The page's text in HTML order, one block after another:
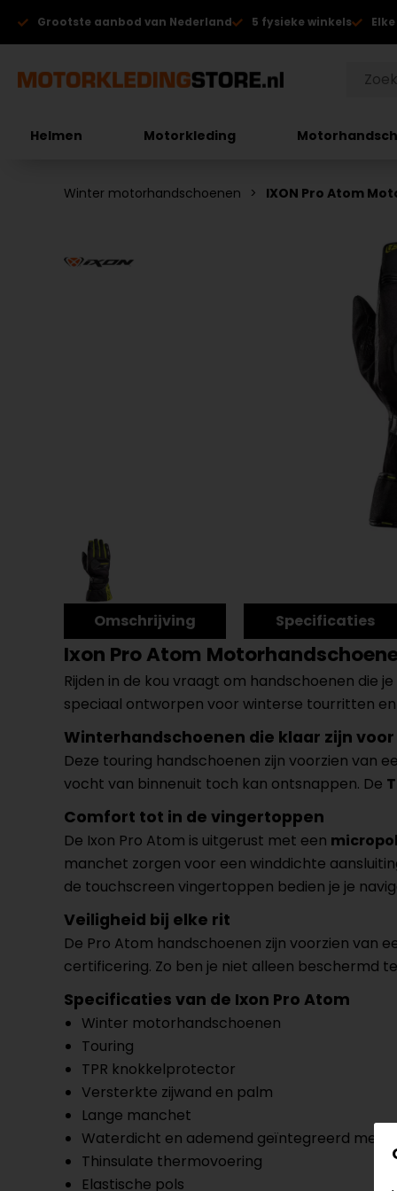
Grootste aanbod van Nederland 5 fysieke winkels
Helmen Motorkleding
Winter motorhandschoenen IXON Pro Atom
Omschrijving Specificaties
Ixon Pro Atom
Rijden in de kou vraagt om handschoenen die
speciaal ontworpen voor winterse tourritten
Winterhandschoenen die klaar zijn
Deze touring handschoenen zijn voorzien van
vocht van binnenuit toch kan ontsnappen. De
Comfort tot in de vingertoppen
De Ixon Pro Atom is uitgerust met een
manchet zorgen voor een winddichte
de touchscreen vingertoppen bedien je je
Veiligheid bij elke rit
De Pro Atom handschoenen zijn voorzien van
certificering. Zo ben je niet alleen beschermd
Specificaties van de Ixon Pro Atom
Winter motorhandschoenen
Touring
TPR knokkelprotector
Versterkte zijwand en palm
Lange manchet
Waterdicht en ademend geïntegreerd
Thinsulate thermovoering
Elastische pols